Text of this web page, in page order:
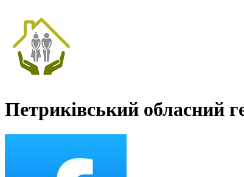
Петриківський обласний